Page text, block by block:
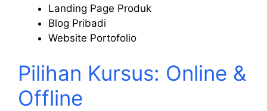
Landing Page Produk
Blog Pribadi
Website Portofolio
Pilihan Kursus: Online &
Offline